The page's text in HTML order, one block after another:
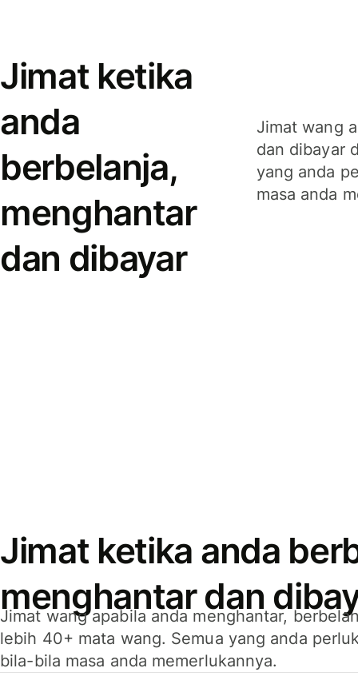
Jimat ketika
anda
berbelanja,
menghantar
dan dibayar
Jimat wang
dan dibayar
yang anda
masa anda
Jimat ketika anda
menghantar dan
Jimat wang apabila anda menghantar,
lebih 40+ mata wang. Semua yang anda
bila-bila masa anda memerlukannya.